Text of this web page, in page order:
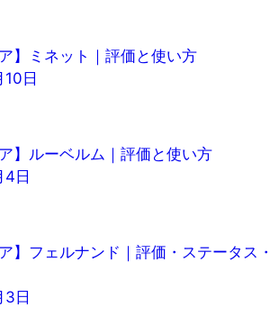
ア】ミネット｜評価と使い方
日
ア】ルーベルム｜評価と使い方
4日
】フェルナンド｜評価・ステータス・
3日